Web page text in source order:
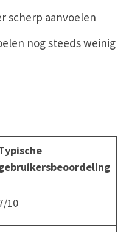
scherp aanvoelen
nog steeds weinig
10